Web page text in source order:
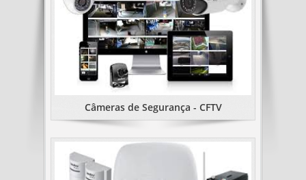
Câmeras de Segurança - CFTV